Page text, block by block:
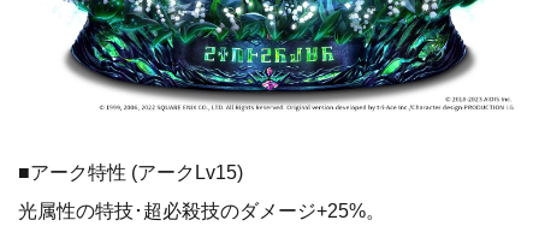
■アーク特性 (アークLv15)
光属性の特技･超必殺技のダメージ+25%。